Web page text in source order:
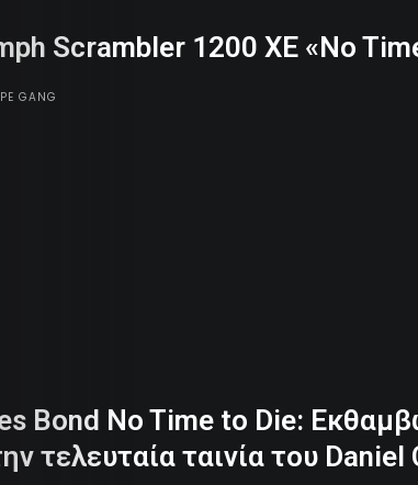
Scrambler 1200 XE «No
GANG
Bond No Time to Die:
τελευταία ταινία του Daniel